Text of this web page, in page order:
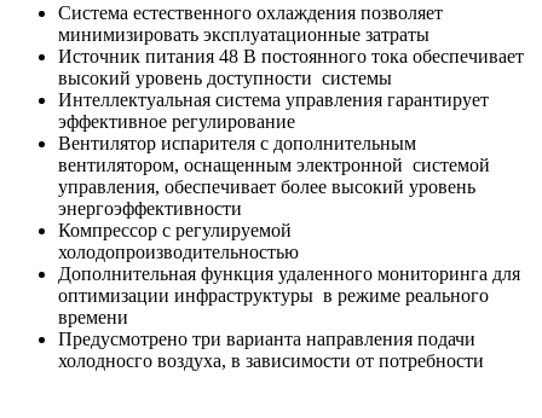
Система естественного охлаждения позволяет
минимизировать эксплуатационные затраты
Источник питания 48 В постоянного тока обеспечивает
высокий уровень доступности системы
Интеллектуальная система управления гарантирует
эффективное регулирование
Вентилятор испарителя с дополнительным
вентилятором, оснащенным электронной системой
управления, обеспечивает более высокий уровень
энергоэффективности
Компрессор с регулируемой
холодопроизводительностью
Дополнительная функция удаленного мониторинга для
оптимизации инфраструктуры в режиме реального
времени
Предусмотрено три варианта направления подачи
холодносго воздуха, в зависимости от потребности